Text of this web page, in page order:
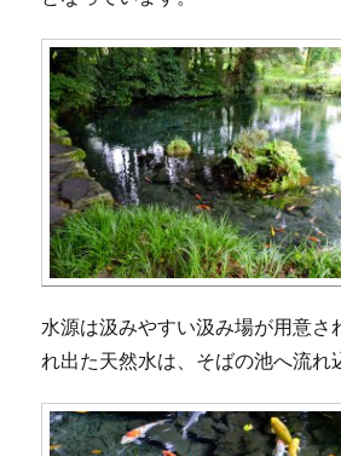
水源は汲みやすい汲み場が用意さ
れ出た天然水は、そばの池へ流れ